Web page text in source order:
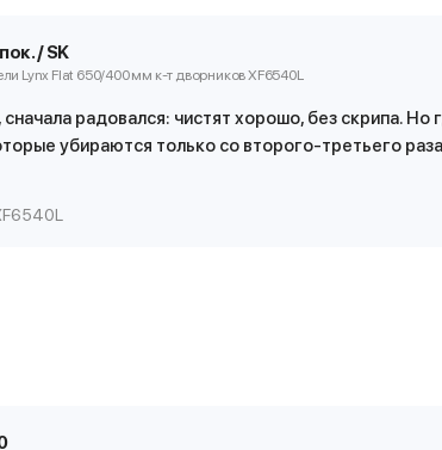
/ SK
Lynx Flat 650/400 мм к-т дворников XF6540L
радовался: чистят хорошо, без скрипа. Но
убираются только со второго-третьего